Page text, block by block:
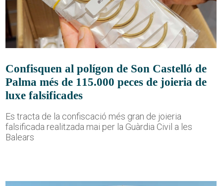
Confisquen al polígon de Son Castelló de
Palma més de 115.000 peces de joieria de
luxe falsificades
Es tracta de la confiscació més gran de joieria
falsificada realitzada mai per la Guàrdia Civil a les
Balears